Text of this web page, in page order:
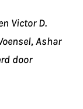
Victor D.
Ashar
door